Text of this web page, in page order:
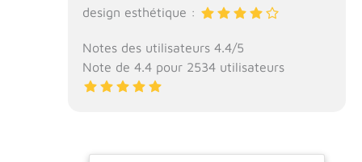
design esthétique :
Notes des utilisateurs 4.4/5
Note de 4.4 pour 2534 utilisateurs